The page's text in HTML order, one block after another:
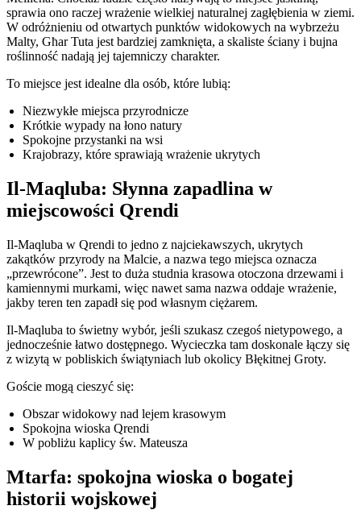
sprawia ono raczej wrażenie wielkiej naturalnej zagłębienia w ziemi.
W odróżnieniu od otwartych punktów widokowych na wybrzeżu
Malty, Għar Tuta jest bardziej zamknięta, a skaliste ściany i bujna
roślinność nadają jej tajemniczy charakter.
To miejsce jest idealne dla osób, które lubią:
Niezwykłe miejsca przyrodnicze
Krótkie wypady na łono natury
Spokojne przystanki na wsi
Krajobrazy, które sprawiają wrażenie ukrytych
Il-Maqluba: Słynna zapadlina w
miejscowości Qrendi
Il-Maqluba w Qrendi to jedno z najciekawszych, ukrytych
zakątków przyrody na Malcie, a nazwa tego miejsca oznacza
„przewrócone”. Jest to duża studnia krasowa otoczona drzewami i
kamiennymi murkami, więc nawet sama nazwa oddaje wrażenie,
jakby teren ten zapadł się pod własnym ciężarem.
Il-Maqluba to świetny wybór, jeśli szukasz czegoś nietypowego, a
jednocześnie łatwo dostępnego. Wycieczka tam doskonale łączy się
z wizytą w pobliskich świątyniach lub okolicy Błękitnej Groty.
Goście mogą cieszyć się:
Obszar widokowy nad lejem krasowym
Spokojna wioska Qrendi
W pobliżu kaplicy św. Mateusza
Mtarfa: spokojna wioska o bogatej
historii wojskowej